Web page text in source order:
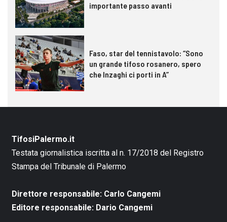
importante passo avanti
Faso, star del tennistavolo: “Sono
un grande tifoso rosanero, spero
che Inzaghi ci porti in A”
TifosiPalermo.it
Testata giornalistica iscritta al n. 17/2018 del Registro
Stampa del Tribunale di Palermo
Direttore responsabile: Carlo Cangemi
Editore responsabile: Dario Cangemi